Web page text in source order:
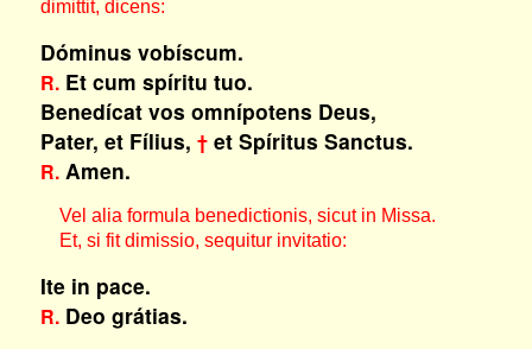
dimittit, dicens:
Dóminus vobíscum.
R.Et cum spíritu tuo.
Benedícat vos omnípotens Deus,
Pater, et Fílius, †et Spíritus Sanctus.
R.Amen.
Vel alia formula benedictionis, sicut in Missa.
Et, si fit dimissio, sequitur invitatio:
Ite in pace.
R.Deo grátias.